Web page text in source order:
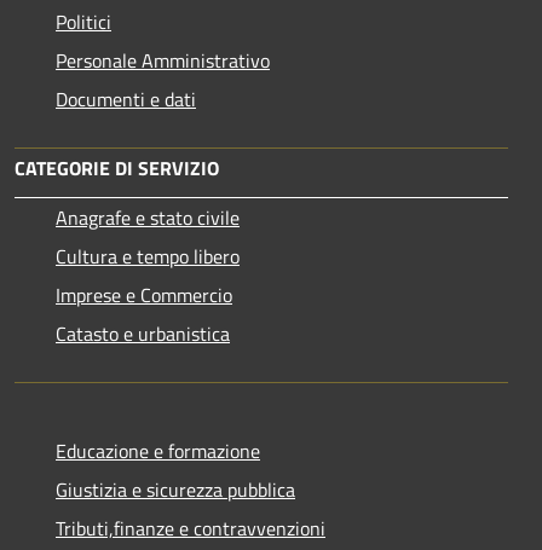
Politici
Personale Amministrativo
Documenti e dati
CATEGORIE DI SERVIZIO
Anagrafe e stato civile
Cultura e tempo libero
Imprese e Commercio
Catasto e urbanistica
Educazione e formazione
Giustizia e sicurezza pubblica
Tributi,finanze e contravvenzioni